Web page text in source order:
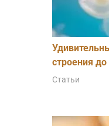
строения
Статьи